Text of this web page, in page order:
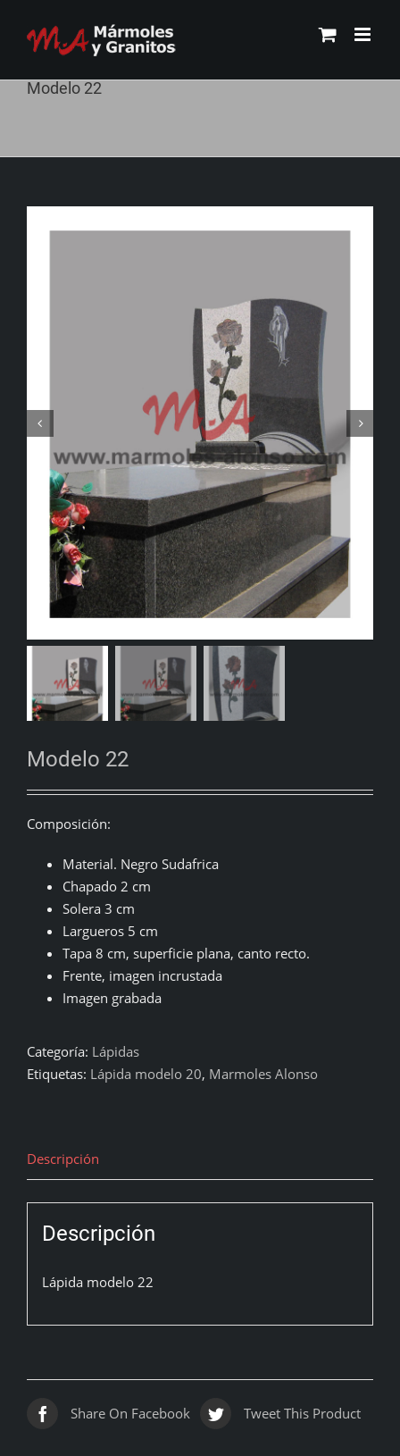
content
Modelo 22
 
Modelo 22
Composición:
Material. Negro Sudafrica
Chapado 2 cm
Solera 3 cm
Largueros 5 cm
Tapa 8 cm, superficie plana, canto recto.
Frente, imagen incrustada
Imagen grabada
Categoría: Lápidas
Etiquetas: Lápida modelo 20, Marmoles Alonso
Descripción
Descripción
Lápida modelo 22
Share On Facebook Tweet This Product